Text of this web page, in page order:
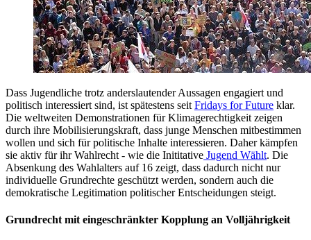
Dass Jugendliche trotz anderslautender Aussagen engagiert und
politisch interessiert sind, ist spätestens seit Fridays for Future klar.
Die weltweiten Demonstrationen für Klimagerechtigkeit zeigen
durch ihre Mobilisierungskraft, dass junge Menschen mitbestimmen
wollen und sich für politische Inhalte interessieren. Daher kämpfen
sie aktiv für ihr Wahlrecht - wie die Inititative Jugend Wählt. Die
Absenkung des Wahlalters auf 16 zeigt, dass dadurch nicht nur
individuelle Grundrechte geschützt werden, sondern auch die
demokratische Legitimation politischer Entscheidungen steigt.
Grundrecht mit eingeschränkter Kopplung an Volljährigkeit